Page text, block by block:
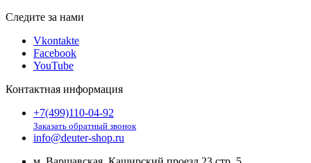
Следите за нами
Vkontakte
Facebook
YouTube
Контактная информация
+7(499)110-04-92
Заказать обратный звонок
info@deuter-shop.ru